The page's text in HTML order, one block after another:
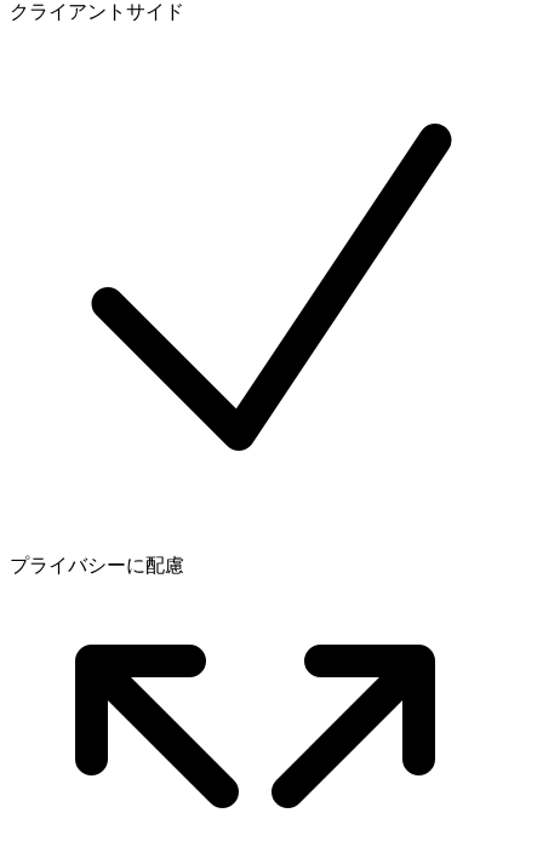
クライアントサイド
プライバシーに配慮